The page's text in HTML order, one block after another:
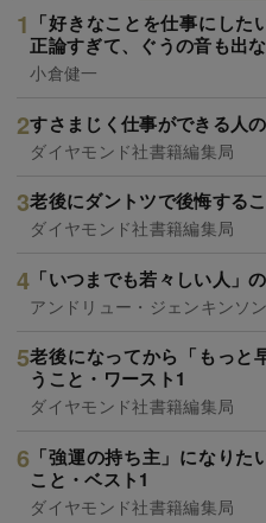
「好きなことを仕事にし
正論すぎて、ぐうの音も出
小倉健一
すさまじく仕事ができる人
ダイヤモンド社書籍編集局
老後にダントツで後悔する
ダイヤモンド社書籍編集局
「いつまでも若々しい人」
アンドリュー・ジェンキンソ
老後になってから「もっと
うこと・ワースト1
ダイヤモンド社書籍編集局
「強運の持ち主」になり
こと・ベスト1
ダイヤモンド社書籍編集局